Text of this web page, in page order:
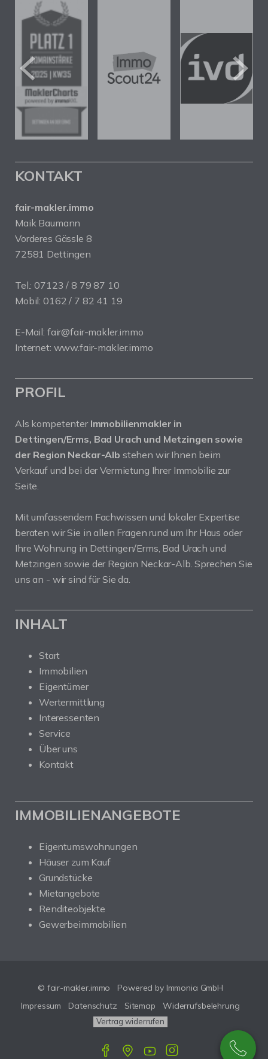
KONTAKT
fair-makler.immo
Maik Baumann
Vorderes Gässle 8
72581 Dettingen
Tel.: 07123 / 8 79 87 10
Mobil: 0162 / 7 82 41 19
E-Mail: fair@fair-makler.immo
Internet: www.fair-makler.immo
PROFIL
Als kompetenter Immobilienmakler in
Dettingen/Erms, Bad Urach und Metzingen sowie
der Region Neckar-Alb stehen wir Ihnen beim
Verkauf und bei der Vermietung Ihrer Immobilie zur
Seite.
Mit umfassendem Fachwissen und lokaler Expertise
beraten wir Sie in allen Fragen rund um Ihr Haus oder
Ihre Wohnung in Dettingen/Erms, Bad Urach und
Metzingen sowie der Region Neckar-Alb. Sprechen Sie
uns an - wir sind für Sie da.
INHALT
Start
Immobilien
Eigentümer
Wertermittlung
Interessenten
Service
Über uns
Kontakt
IMMOBILIENANGEBOTE
Eigentumswohnungen
Häuser zum Kauf
Grundstücke
Mietangebote
Renditeobjekte
Gewerbeimmobilien
© fair-makler.immo
Powered by Immonia GmbH
Impressum
Datenschutz Sitemap Widerrufsbelehrung
Vertrag widerrufen